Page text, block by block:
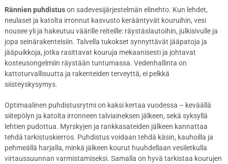
Rännien puhdistuson sadevesijärjestelmän elinehto. Kun lehdet,
neulaset ja katolta irronnut kasvusto kerääntyvät kouruihin, vesi
nousee yli ja hakeutuu väärille reiteille: räystäslautoihin, julkisivulle ja
jopa seinärakenteisiin. Talvella tukokset synnyttävät jääpatoja ja
jääpuikkoja, jotka rasittavat kouruja mekaanisesti ja johtavat
kosteusongelmiin räystään tuntumassa. Vedenhallinta on
kattoturvallisuutta ja rakenteiden terveyttä, ei pelkkä
siisteyskysymys.
Optimaalinen puhdistusrytmi on kaksi kertaa vuodessa – keväällä
siitepölyn ja katolta irronneen talviaineksen jälkeen, sekä syksyllä
lehtien pudottua. Myrskyjen ja rankkasateiden jälkeen kannattaa
tehdä tarkistuskierros. Puhdistus voidaan tehdä käsin, kauhoilla ja
pehmeällä harjalla, minkä jälkeen kourut huuhdellaan vesiletkulla
virtaussuunnan varmistamiseksi. Samalla on hyvä tarkistaa kourujen